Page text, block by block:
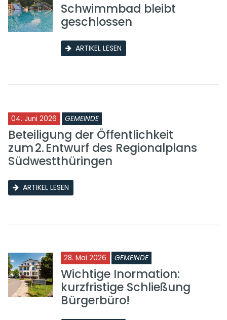
Schwimmbad bleibt
geschlossen
ARTIKEL LESEN
04. Juni 2026 GEMEINDE
Beteiligung der Öffentlichkeit
zum 2. Entwurf des Regionalplans
Südwestthüringen
ARTIKEL LESEN
28. Mai 2026 GEMEINDE
Wichtige Inormation:
kurzfristige Schließung
Bürgerbüro!